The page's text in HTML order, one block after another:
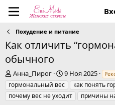
Похудение и питание
Как отличить
обычного
А
в
т
о
Анна_Пирог
Д
а
т
а
9 Ноя 2025
гормональный вес
как понять
почему вес не уходит
причины